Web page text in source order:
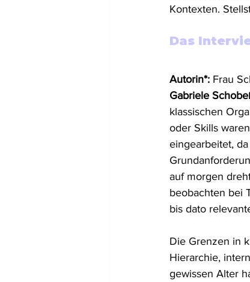
Kontexten.
Das
Autorin*: Frau
Gabriele
klassischen
oder Skills
eingearbeitet,
auf morgen
beobachten bei
bis dato
Die Grenzen in
Hierarchie,
gewissen Alter